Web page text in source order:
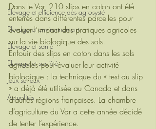
Elevage et efficience des agrosystè
Elevage et environnement
Elevage et santé
Elevage et société
Jeux sérieux
Actualités
Dans le Var, 210 slips en coton ont été
enterrés dans différentes parcelles pour
évaluer l’impact des pratiques agricoles
sur la vie biologique des sols.
Enfouir des slips en coton dans les sols
agricoles pour évaluer leur activité
biologique : la technique du « test du slip
» a déjà été utilisée au Canada et dans
d’autres régions françaises. La chambre
d’agriculture du Var a cette année décidé
de tenter l’expérience.